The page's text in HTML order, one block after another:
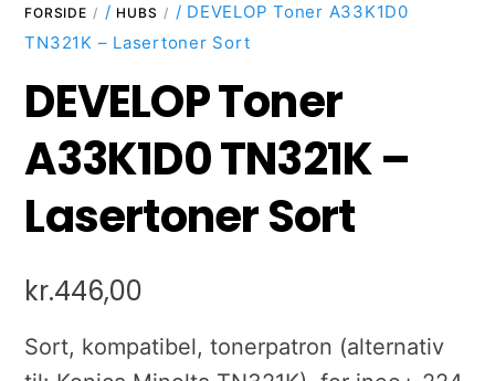
FORSIDE / HUBS
/ DEVELOP Toner A33K1D0
TN321K – Lasertoner Sort
DEVELOP Toner
A33K1D0 TN321K –
Lasertoner Sort
kr.446,00
Sort, kompatibel, tonerpatron (alternativ